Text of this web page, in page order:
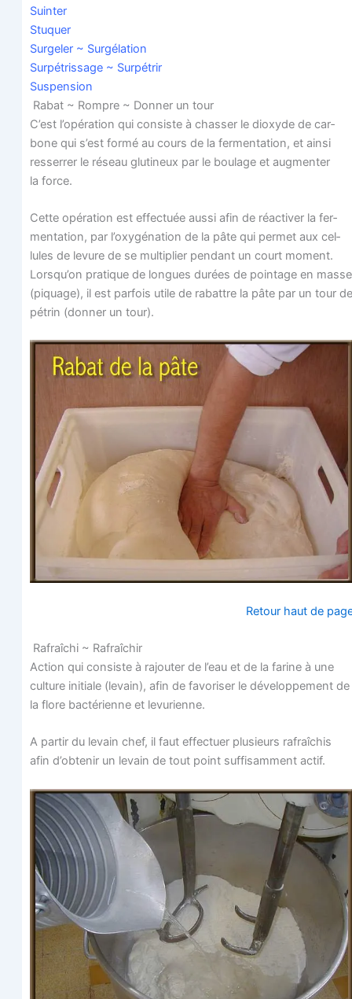
Suin­ter
Stu­quer
Sur­ge­ler ~ Surgélation
Sur­pé­tris­sage ~ Surpétrir
Sus­pen­sion
Rabat ~ Rompre ~ Don­ner un tour
C’est l’opération qui consiste à chas­ser le dioxyde de car­
bone qui s’est for­mé au cours de la fer­men­ta­tion, et ain­si
res­ser­rer le réseau glu­ti­neux par le bou­lage et aug­men­ter
la force.
Cette opé­ra­tion est effec­tuée aus­si afin de réac­ti­ver la fer­
men­ta­tion, par l’oxygénation de la pâte qui per­met aux cel­
lules de levure de se mul­ti­plier pen­dant un court moment.
Lorsqu’on pra­tique de longues durées de poin­tage en masse
(piquage), il est par­fois utile de rabattre la pâte par un tour de
pétrin (don­ner un tour).
Retour haut de
Rafraî­chi ~ Rafraîchir
Action qui consiste à rajou­ter de l’eau et de la farine à une
culture ini­tiale (levain), afin de favo­ri­ser le déve­lop­pe­ment de
la flore bac­té­rienne et levurienne.
A par­tir du levain chef, il faut effec­tuer plu­sieurs rafraî­chis
afin d’obtenir un levain de tout point suf­fi­sam­ment actif.